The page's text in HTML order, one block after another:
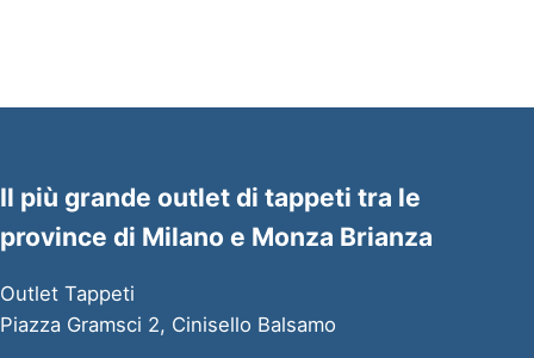
Il più grande outlet di tappeti tra le
province di Milano e Monza Brianza
Outlet Tappeti
Piazza Gramsci 2, Cinisello Balsamo